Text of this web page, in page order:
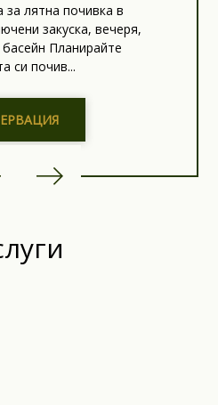
за лятна почивка в
закуска, вечеря,
Планирайте
си почив...